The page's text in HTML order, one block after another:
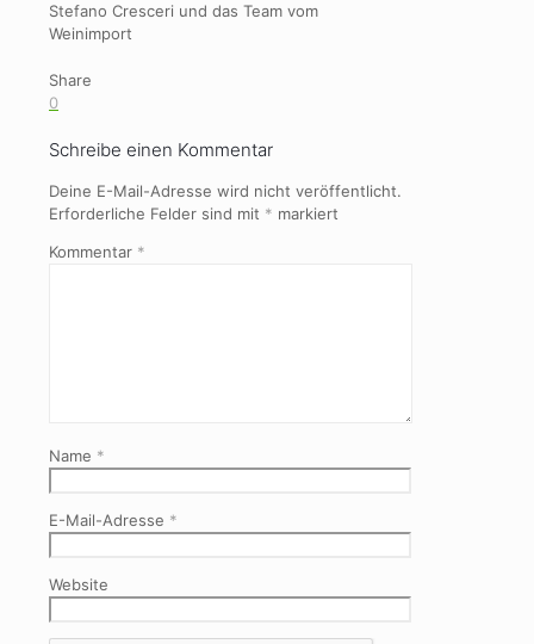
Stefano Cresceri und das Team vom
Weinimport
Share
0
Schreibe einen Kommentar
Deine E-Mail-Adresse wird nicht veröffentlicht.
Erforderliche Felder sind mit * markiert
Kommentar *
Name *
E-Mail-Adresse *
Website